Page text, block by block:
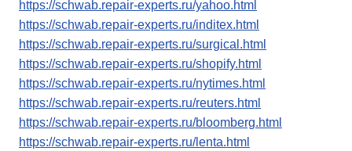
https://schwab.repair-experts.ru/yahoo.html
https://schwab.repair-experts.ru/inditex.html
https://schwab.repair-experts.ru/surgical.html
https://schwab.repair-experts.ru/shopify.html
https://schwab.repair-experts.ru/nytimes.html
https://schwab.repair-experts.ru/reuters.html
https://schwab.repair-experts.ru/bloomberg.html
https://schwab.repair-experts.ru/lenta.html